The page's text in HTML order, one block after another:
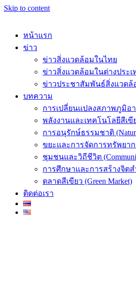
Skip to content
หน้าแรก
ข่าว
ข่าวสิ่งแวดล้อมในไทย
ข่าวสิ่งแวดล้อมในต่างประเ
ข่าวประชาสัมพันธ์สิ่งแวดล้
บทความ
การเปลี่ยนแปลงสภาพภูมิอา
พลังงานและเทคโนโลยีสีเขีย
การอนุรักษ์ธรรมชาติ
ขยะและการจัดการทรัพยากร
ชุมชนและวิถีชีวิต
การศึกษาและการสร้างจิตสำ
ตลาดสีเขียว (Green Market)
ติดต่อเรา